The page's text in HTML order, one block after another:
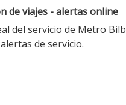
de viajes - alertas online
del servicio de Metro
de servicio.